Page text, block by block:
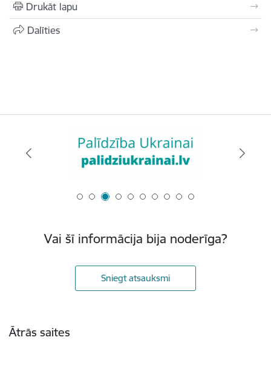
Drukāt lapu
Dalīties
Vai šī informācija bija noderīga?
Sniegt atsauksmi
Ātrās saites